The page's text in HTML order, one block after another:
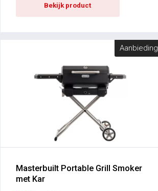
Bekijk product
Aanbieding
Masterbuilt Portable Grill Smoker
met Kar